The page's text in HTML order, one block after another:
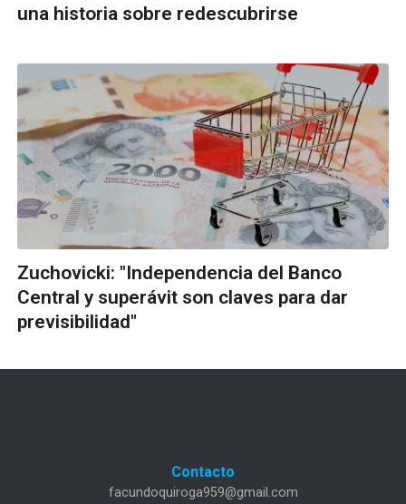
una historia sobre redescubrirse
Zuchovicki: "Independencia del Banco
Central y superávit son claves para dar
previsibilidad"
Contacto
facundoquiroga959@gmail.com